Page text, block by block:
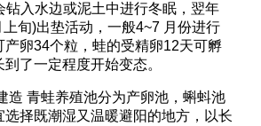
入水边或泥土中进行冬眠，翌年
旬)出垫活动，一般4~7 月份进行
产卵34个粒，蛙的受精卵12天可孵
了一定程度开始变态。
青蛙养殖池分为产卵池，蝌蚪池
选择既潮湿又温暖避阳的地方，以长